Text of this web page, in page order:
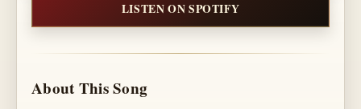
LISTEN ON SPOTIFY
About This Song